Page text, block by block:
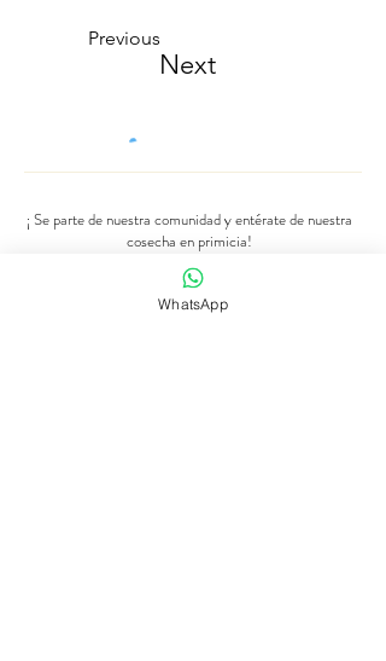
Next
Previous
¡ Se parte de nuestra comunidad y entérate de nuestra
cosecha en primicia!
WhatsApp